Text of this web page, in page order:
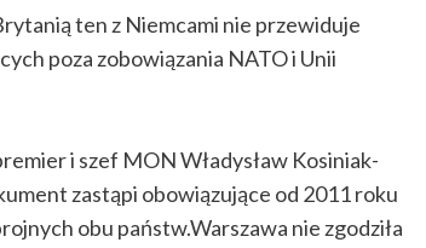
ten z Niemcami nie przewiduje
poza zobowiązania NATO i Unii
i szef MON Władysław Kosiniak-
zastąpi obowiązujące od 2011 roku
obu państw.Warszawa nie zgodziła